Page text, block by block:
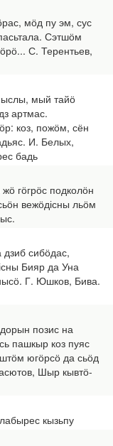
мӧд пу эм, сус
Сэтшӧм
С. Терентьев,
мый тайӧ
артмас.
коз, пожӧм, сён
И. Белых,
бадь
гӧгрӧс подколӧн
вежӧдісны льӧм
сибӧдас,
Бияр да Уна
Г. Юшков, Бива.
позис на
пашкыр коз пуяс
югӧрсӧ да сьӧд
Шыр кывтӧ-
кызьпу